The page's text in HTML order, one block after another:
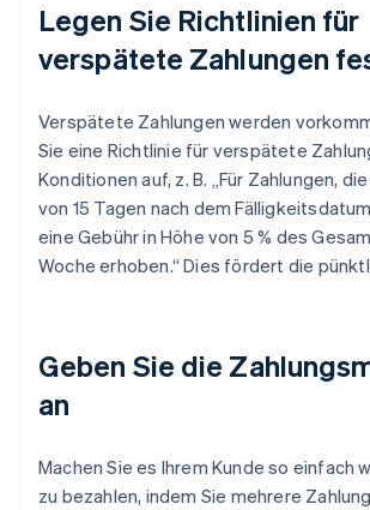
Legen Sie Richtlinien für
verspätete Zahlungen
Verspätete Zahlungen werden
Sie eine Richtlinie für verspätete
Konditionen auf, z. B. „Für Zahlungen,
von 15 Tagen nach dem
eine Gebühr in Höhe von 5 % des
Woche erhoben.“ Dies fördert die
Geben Sie die
an
Machen Sie es Ihrem Kunde so einfach
zu bezahlen, indem Sie mehrere